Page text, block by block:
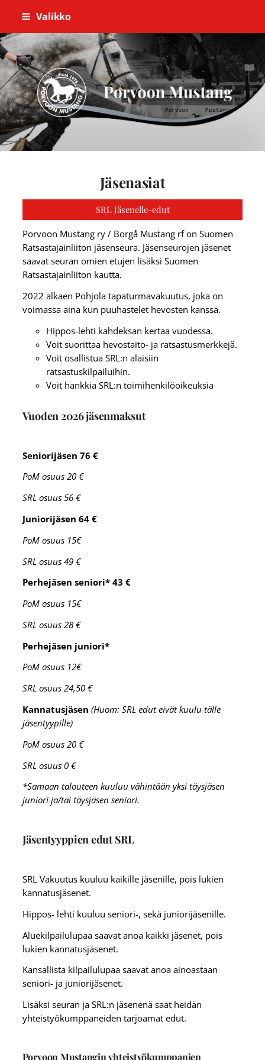
Siirry
sisältöön
Valikko
Porvoon Mustang
Jäsenasiat
SRL Jäsenelle-edut
Porvoon Mustang ry / Borgå Mustang rf on Suomen
Ratsastajainliiton jäsenseura. Jäsenseurojen jäsenet
saavat seuran omien etujen lisäksi Suomen
Ratsastajainliiton kautta.
2022 alkaen Pohjola tapaturmavakuutus, joka on
voimassa aina kun puuhastelet hevosten kanssa.
Hippos-lehti kahdeksan kertaa vuodessa.
Voit suorittaa hevostaito- ja ratsastusmerkkejä.
Voit osallistua SRL:n alaisiin
ratsastuskilpailuihin.
Voit hankkia SRL:n toimihenkilöoikeuksia
Vuoden 2026 jäsenmaksut
Seniorijäsen 76 €
PoM osuus 20 €
SRL osuus 56 €
Juniorijäsen 64 €
PoM osuus 15€
SRL osuus 49 €
Perhejäsen seniori* 43 €
PoM osuus 15€
SRL osuus 28 €
Perhejäsen juniori*
PoM osuus 12€
SRL osuus 24,50 €
Kannatusjäsen (Huom: SRL edut eivät kuulu tälle
jäsentyypille)
PoM osuus 20 €
SRL osuus 0 €
*Samaan talouteen kuuluu vähintään yksi täysjäsen
juniori ja/tai täysjäsen seniori.
Jäsentyyppien edut SRL
SRL Vakuutus kuuluu kaikille jäsenille, pois lukien
kannatusjäsenet.
Hippos- lehti kuuluu seniori-, sekä juniorijäsenille.
Aluekilpailulupaa saavat anoa kaikki jäsenet, pois
lukien kannatusjäsenet.
Kansallista kilpailulupaa saavat anoa ainoastaan
seniori- ja juniorijäsenet.
Lisäksi seuran ja SRL:n jäsenenä saat heidän
yhteistyökumppaneiden tarjoamat edut.
Porvoon Mustangin yhteistyökumppanien